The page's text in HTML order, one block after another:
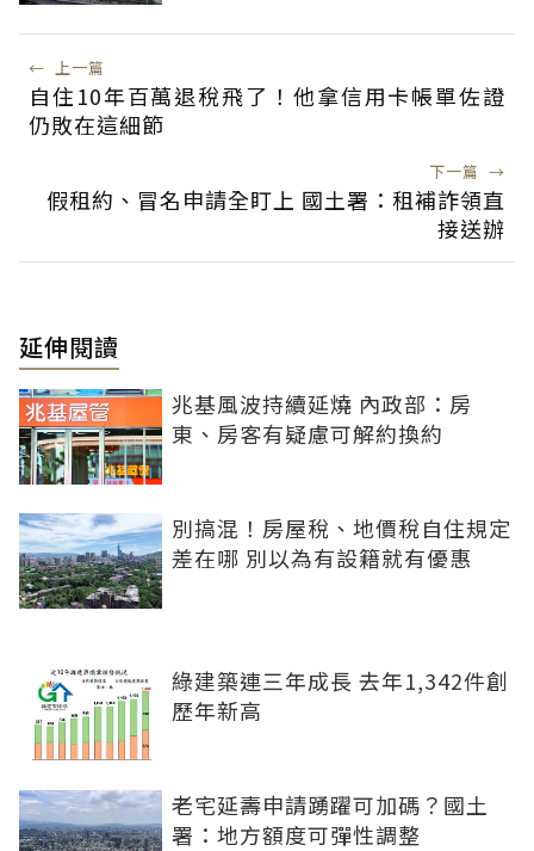
← 上一篇
自住10年百萬退稅飛了！他拿信用卡帳單佐證
仍敗在這細節
下一篇 →
假租約、冒名申請全盯上 國土署：租補詐領直
接送辦
延伸閱讀
兆基風波持續延燒 內政部：房
東、房客有疑慮可解約換約
別搞混！房屋稅、地價稅自住規定
差在哪 別以為有設籍就有優惠
綠建築連三年成長 去年1,342件創
歷年新高
老宅延壽申請踴躍可加碼？國土
署：地方額度可彈性調整